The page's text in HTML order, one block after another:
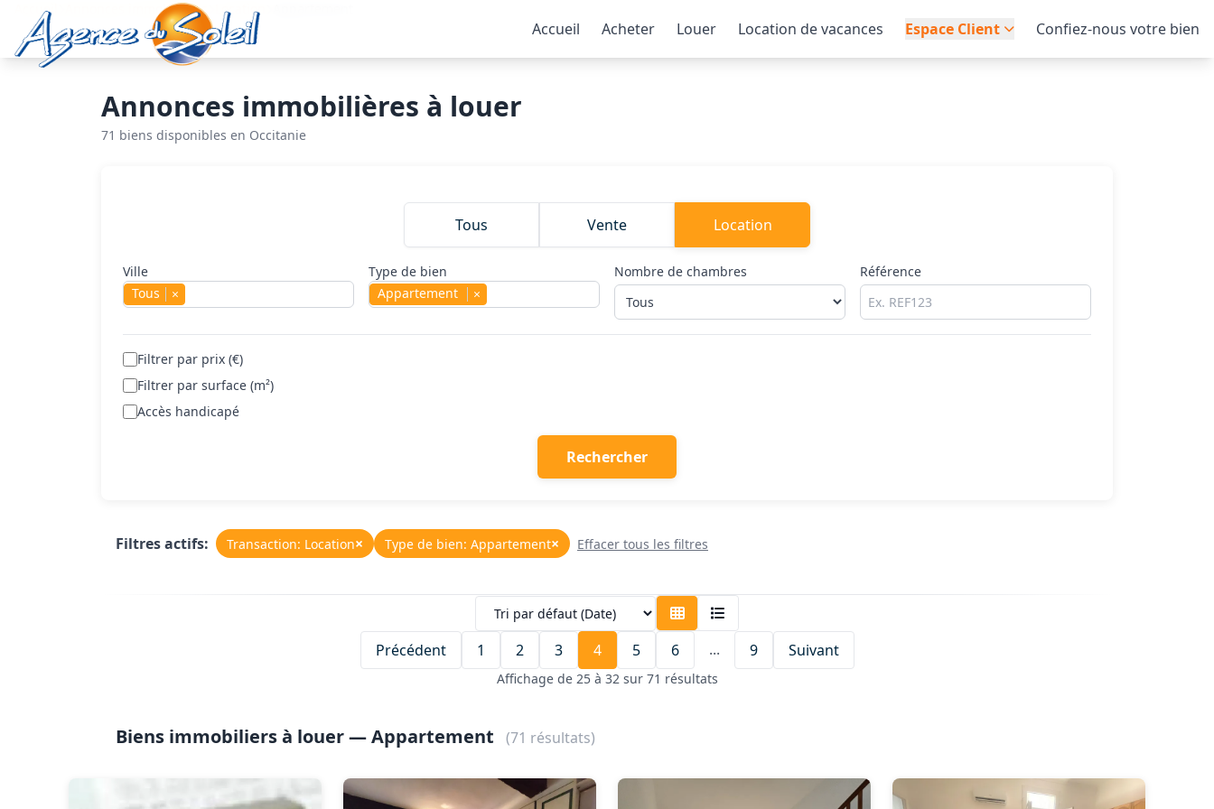
Aller au contenu principal
Accueil
Acheter Louer Location de vacances Espace Client Confiez-nous votre bien
Accueil Annonces immobilières Location
Annonces immobilières à louer
71 biens disponibles en Occitanie
Tous Vente Location
Ville
Tous
×
Type de bien
Appartement
×
Nombre de chambres Référence
Filtrer par prix (€)
Filtrer par surface (m²)
Accès handicapé
Rechercher
Filtres actifs: Transaction: Location× Type de bien: Appartement× Effacer tous les filtres
Précédent 1 2 3 4 5 6 ... 9 Suivant
Affichage de 25 à 32 sur 71 résultats
Biens immobiliers à louer — Appartement (71 résultats)